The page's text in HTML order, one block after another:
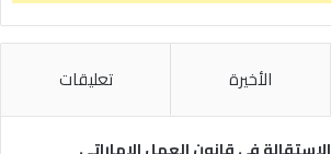
الأخيرة تعليقات